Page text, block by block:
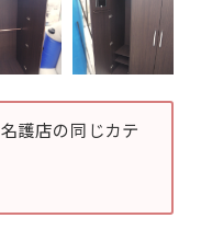
護店の同じカテ